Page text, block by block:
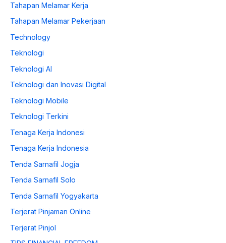
Tahapan Melamar Kerja
Tahapan Melamar Pekerjaan
Technology
Teknologi
Teknologi AI
Teknologi dan Inovasi Digital
Teknologi Mobile
Teknologi Terkini
Tenaga Kerja Indonesi
Tenaga Kerja Indonesia
Tenda Sarnafil Jogja
Tenda Sarnafil Solo
Tenda Sarnafil Yogyakarta
Terjerat Pinjaman Online
Terjerat Pinjol